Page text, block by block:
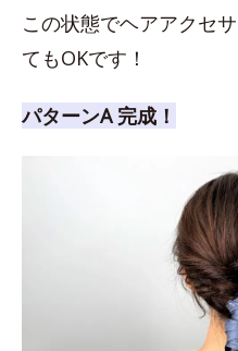
この状態でヘアアクセ
てもOKです！
パターンA 完成！